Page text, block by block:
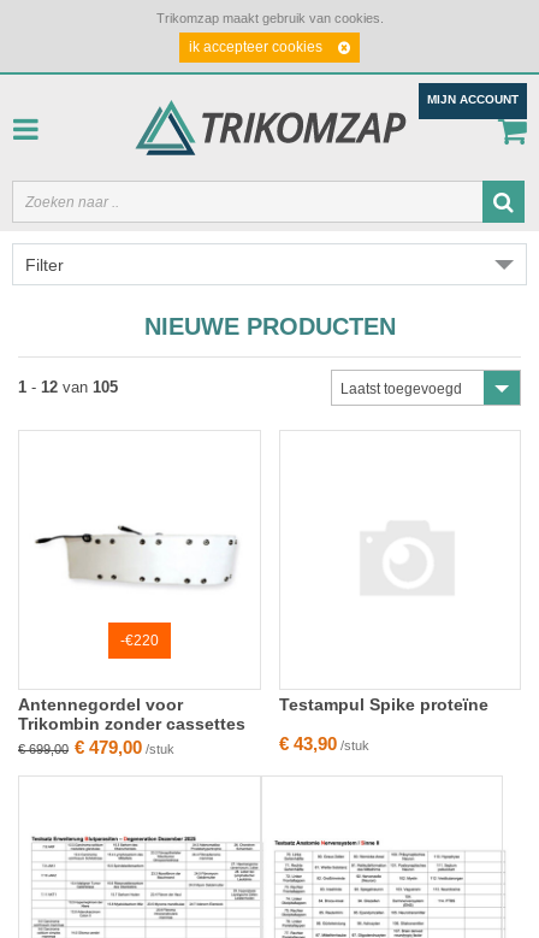
Trikomzap maakt gebruik van cookies.
ik accepteer cookies
MIJN ACCOUNT
Filter
NIEUWE PRODUCTEN
1 - 12 van 105 Laatst toegevoegd
-€220
Antennegordel voor
Trikombin zonder cassettes
€ 699,00 € 479,00 /stuk
Testampul Spike proteïne
€ 43,90/stuk